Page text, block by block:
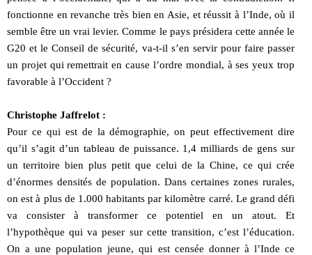
fonctionne en revanche très bien en Asie, et réussit à l’Inde, où il
semble être un vrai levier. Comme le pays présidera cette année le
G20 et le Conseil de sécurité, va-t-il s’en servir pour faire passer
un projet qui remettrait en cause l’ordre mondial, à ses yeux trop
favorable à l’Occident ?
Christophe Jaffrelot :
Pour ce qui est de la démographie, on peut effectivement dire
qu’il s’agit d’un tableau de puissance. 1,4 milliards de gens sur
un territoire bien plus petit que celui de la Chine, ce qui crée
d’énormes densités de population. Dans certaines zones rurales,
on est à plus de 1.000 habitants par kilomètre carré. Le grand défi
va consister à transformer ce potentiel en un atout. Et
l’hypothèque qui va peser sur cette transition, c’est l’éducation.
On a une population jeune, qui est censée donner à l’Inde ce